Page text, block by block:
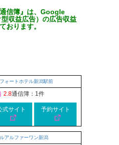
通信簿』は、Google
収益広告）の広告収益
おります。
ォートホテル新潟駅前
2.8通信簿：1件
式サイト 予約サイト
アルファーワン新潟